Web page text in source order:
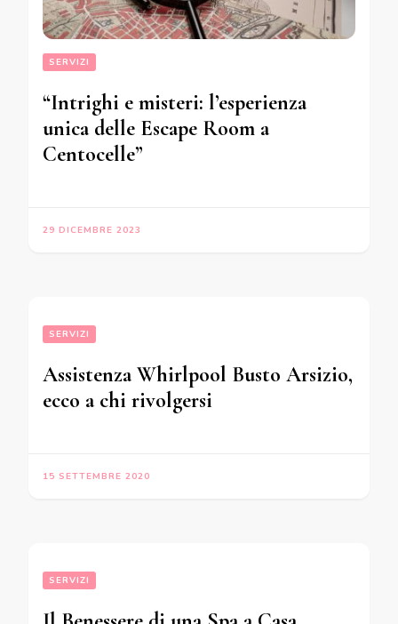
SERVIZI
“Intrighi e misteri: l’esperienza
unica delle Escape Room a
Centocelle”
29 DICEMBRE 2023
SERVIZI
Assistenza Whirlpool Busto Arsizio,
ecco a chi rivolgersi
15 SETTEMBRE 2020
SERVIZI